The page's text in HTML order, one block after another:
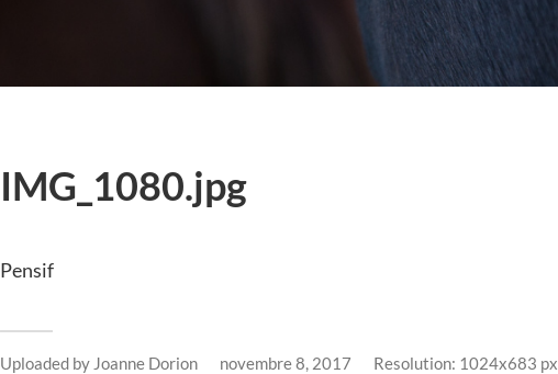
IMG_1080.jpg
Pensif
Uploaded by Joanne Dorion novembre 8, 2017 Resolution: 1024x683 px